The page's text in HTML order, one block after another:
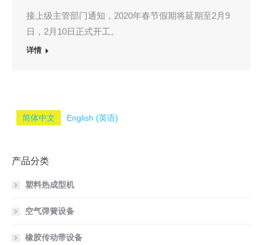
接上级主管部门通知，2020年春节假期将延期至2月9
日，2月10日正式开工。
详情
简体中文 English (英语)
产品分类
塑料热成型机
空气弹簧设备
橡胶传动带设备